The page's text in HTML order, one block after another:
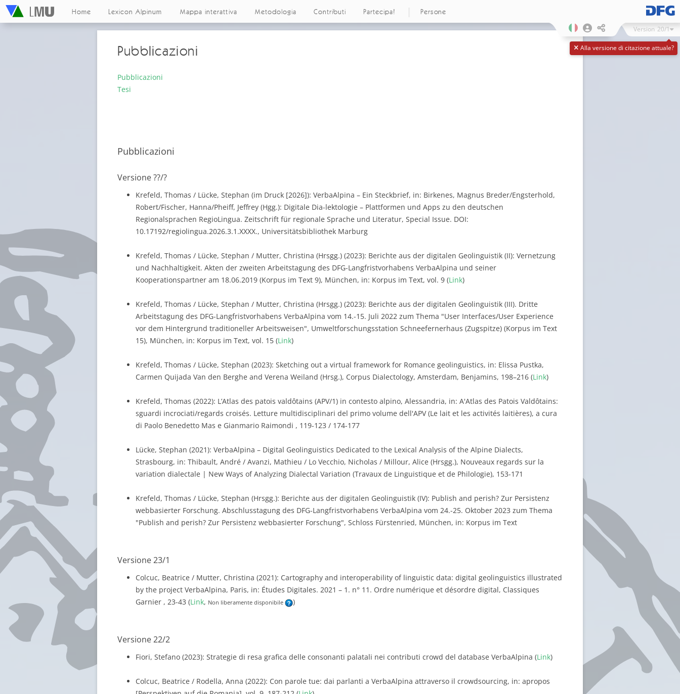
Home Lexicon Alpinum Mappa interattiva Metodologia Contributi Partecipa! Persone
Alla versione di citazione attuale?
Version 20/1
Pubblicazioni
Pubblicazioni
Tesi
Pubblicazioni
Versione ??/?
Krefeld, Thomas / Lücke, Stephan (im Druck [2026]): VerbaAlpina – Ein Steckbrief, in: Birkenes, Magnus Breder/Engsterhold,
Robert/Fischer, Hanna/Pheiff, Jeffrey (Hgg.): Digitale Dia-lektologie – Plattformen und Apps zu den deutschen
Regionalsprachen RegioLingua. Zeitschrift für regionale Sprache und Literatur, Special Issue. DOI:
10.17192/regiolingua.2026.3.1.XXXX., Universitätsbibliothek Marburg
Krefeld, Thomas / Lücke, Stephan / Mutter, Christina (Hrsgg.) (2023): Berichte aus der digitalen Geolinguistik (II): Vernetzung
und Nachhaltigkeit. Akten der zweiten Arbeitstagung des DFG-Langfristvorhabens VerbaAlpina und seiner
Kooperationspartner am 18.06.2019 (Korpus im Text 9), München, in: Korpus im Text, vol. 9 (Link)
Krefeld, Thomas / Lücke, Stephan / Mutter, Christina (Hrsgg.) (2023): Berichte aus der digitalen Geolinguistik (III). Dritte
Arbeitstagung des DFG-Langfristvorhabens VerbaAlpina vom 14.-15. Juli 2022 zum Thema "User Interfaces/User Experience
vor dem Hintergrund traditioneller Arbeitsweisen", Umweltforschungsstation Schneefernerhaus (Zugspitze) (Korpus im Text
15), München, in: Korpus im Text, vol. 15 (Link)
Krefeld, Thomas / Lücke, Stephan (2023): Sketching out a virtual framework for Romance geolinguistics, in: Elissa Pustka,
Carmen Quijada Van den Berghe and Verena Weiland (Hrsg.), Corpus Dialectology, Amsterdam, Benjamins, 198–216 (Link)
Krefeld, Thomas (2022): L’Atlas des patois valdôtains (APV/1) in contesto alpino, Alessandria, in: A'Atlas des Patois Valdôtains:
sguardi incrociati/regards croisés. Letture multidisciplinari del primo volume dell'APV (Le lait et les activités laitières), a cura
di Paolo Benedetto Mas e Gianmario Raimondi , 119-123 / 174-177
Lücke, Stephan (2021): VerbaAlpina – Digital Geolinguistics Dedicated to the Lexical Analysis of the Alpine Dialects,
Strasbourg, in: Thibault, André / Avanzi, Mathieu / Lo Vecchio, Nicholas / Millour, Alice (Hrsgg.), Nouveaux regards sur la
variation dialectale | New Ways of Analyzing Dialectal Variation (Travaux de Linguistique et de Philologie), 153-171
Krefeld, Thomas / Lücke, Stephan (Hrsgg.): Berichte aus der digitalen Geolinguistik (IV): Publish and perish? Zur Persistenz
webbasierter Forschung. Abschlusstagung des DFG-Langfristvorhabens VerbaAlpina vom 24.-25. Oktober 2023 zum Thema
"Publish and perish? Zur Persistenz webbasierter Forschung", Schloss Fürstenried, München, in: Korpus im Text
Versione 23/1
Colcuc, Beatrice / Mutter, Christina (2021): Cartography and interoperability of linguistic data: digital geolinguistics illustrated
by the project VerbaAlpina, Paris, in: Études Digitales. 2021 – 1. n° 11. Ordre numérique et désordre digital, Classiques
Garnier , 23-43 (Link, Non liberamente disponibile )
Versione 22/2
Fiori, Stefano (2023): Strategie di resa grafica delle consonanti palatali nei contributi crowd del database VerbaAlpina (Link)
Colcuc, Beatrice / Rodella, Anna (2022): Con parole tue: dai parlanti a VerbaAlpina attraverso il crowdsourcing, in: apropos